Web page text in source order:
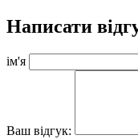
Написати
ім'я
Ваш відгук: